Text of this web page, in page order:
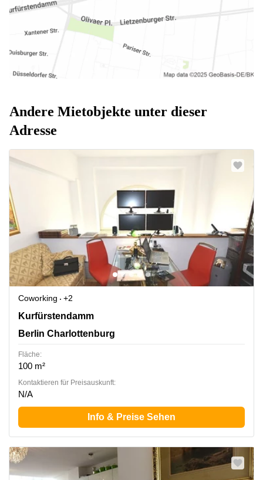
Andere Mietobjekte unter dieser
Adresse
Coworking
+2
Kurfürstendamm 193 e, Berlin Charlottenburg
Kurfürstendamm
Berlin Charlottenburg
Fläche:
100 m²
Kontaktieren für Preisauskunft:
N/A
Info & Preise Sehen